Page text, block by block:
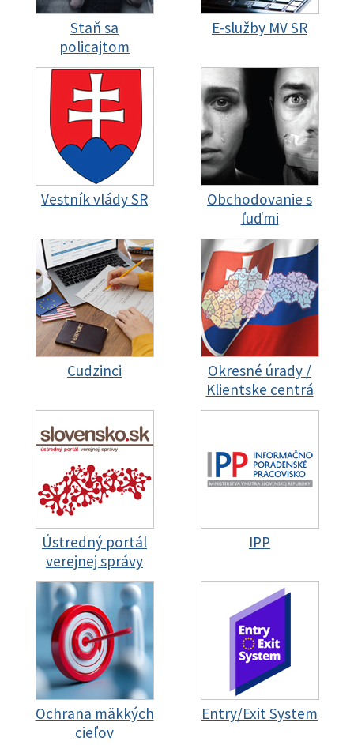
Staň sa
policajtom
E-služby MV SR
Vestník vlády SR
Obchodovanie s
ľuďmi
Cudzinci
Okresné úrady /
Klientske centrá
Ústredný portál
verejnej správy
IPP
Ochrana mäkkých
cieľov
Entry/Exit System